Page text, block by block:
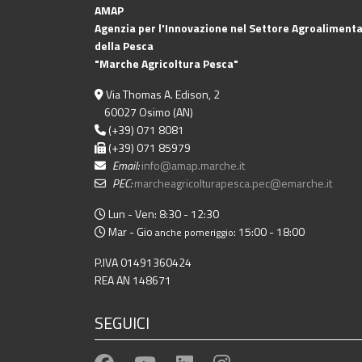
AMAP
Agenzia per l'Innovazione nel Settore
della Pesca
"Marche Agricoltura Pesca"
Via Thomas A. Edison, 2
60027 Osimo (AN)
(+39) 071 8081
(+39) 071 85979
Email:info@amap.marche.it
PEC:marcheagricolturapesca.pec@emarche.it
Lun - Ven: 8:30 - 12:30
Mar - Gio anche pomeriggio: 15:00 - 18:00
P.IVA 01491360424
REA AN 148671
SEGUICI